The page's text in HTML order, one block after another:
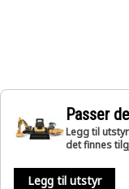
Passer
Legg til
det finnes
Legg til utstyr